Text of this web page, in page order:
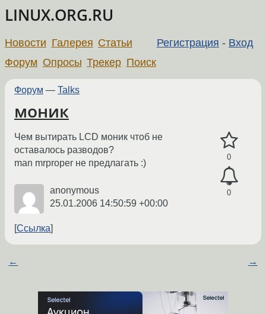
LINUX.ORG.RU
Регистрация - Вход
Новости Галерея Статьи
Форум Опросы Трекер Поиск
Форум — Talks
моник
0
0
Чем вытирать LCD моник чтоб не
оставалось разводов?
man mrproper не предлагать :)
anonymous
25.01.2006 14:50:59 +00:00
Ссылка
← →